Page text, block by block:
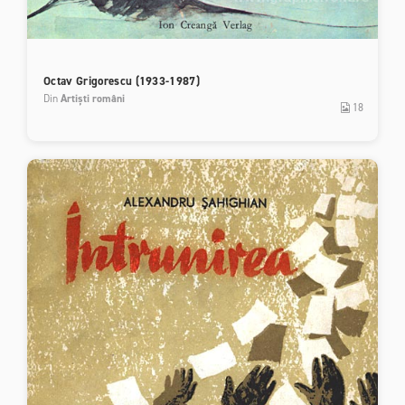
Octav Grigorescu (1933-1987)
DinArtiști români
18